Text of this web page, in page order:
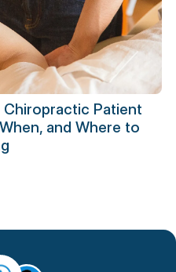
Patient
and Where to